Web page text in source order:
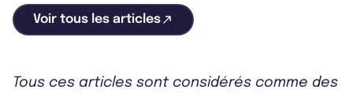
Voir tous les articles
Tous ces articles sont considérés comme des